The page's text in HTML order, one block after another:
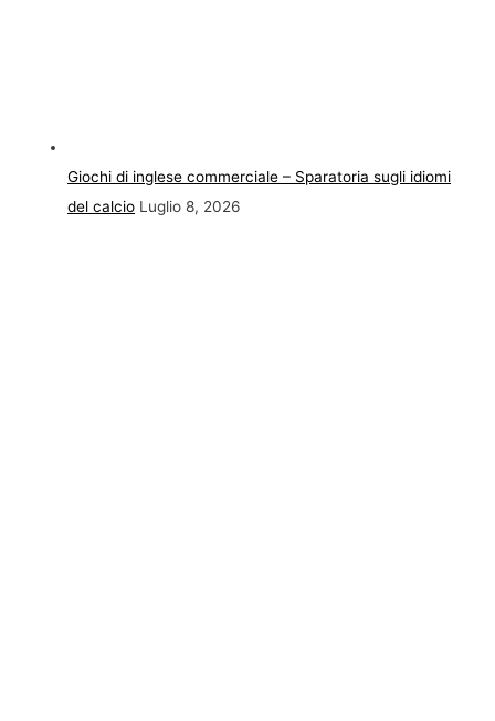
Giochi di inglese commerciale – Sparatoria sugli idiomi
del calcio Luglio 8, 2026